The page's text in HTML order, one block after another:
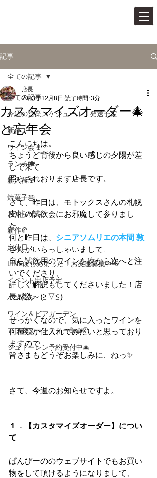
記事
全ての記事
今週の営業スケジュール・発送予定
新作！
ワイン会🍷
ランチ🍽
新入荷🍷
焼菓子🎂
お知らせ📝
新作🥐
定休日
LINEはじめました！お友達募集中📢
イベント出店予定
パン呑み
ワイン＆ビアガーデン
アフタヌーンティー☕🍰🥐
シュトーレン予約受付中🎄
全ての記事
カスタマイズオーダー🎄
と忘年会
店長
2023年12月8日 読了時間: 3分
こんにちは。
ちょうど背後から良い感じの夕陽が差
して来て
照らされおります店長です。
さて、昨日は、モトックスさんの札幌
支社の試飲会にお邪魔して参りまし
た。
何と昨日は、 シニアソムリエの本間 敦
さんがいらっしゃいまして、
自ら試飲用のワインを次から次へと注
いでくださり、
詳しく解説もしてくださいました！店
長感激～(≧▽≦)
せっかくなので、気に入ったワインを
何種類か仕入れてみたいと思っており
ますので
皆さまもどうぞお楽しみに、ねっ✨
さて、今週のお知らせですよ。
------------
１．【カスタマイズオーダー】につい
て
ぱんびーののウェブサイトでもお買い
物をして頂けるようになりまして、